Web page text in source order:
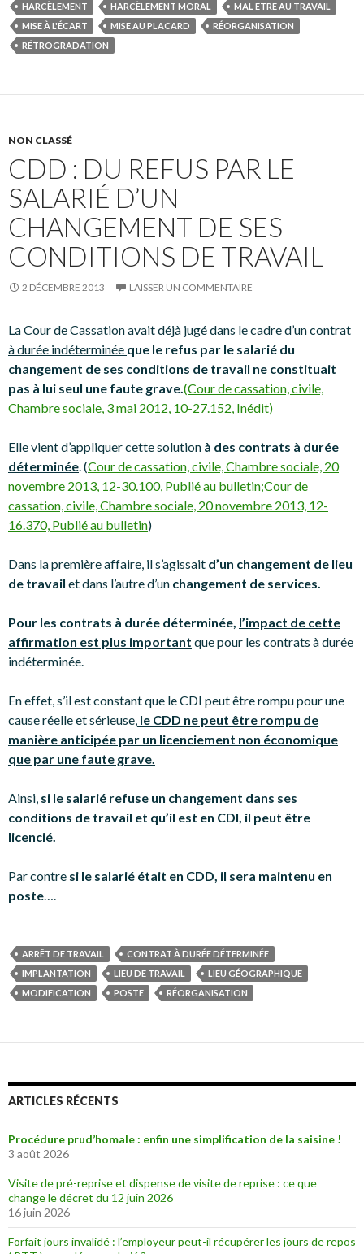
HARCÈLEMENT HARCÈLEMENT MORAL
MAL ÊTRE AU TRAVAIL
MISE À L'ÉCART
MISE AU PLACARD
RÉORGANISATION
RÉTROGRADATION
NON CLASSÉ
CDD : DU REFUS PAR LE
SALARIÉ D’UN
CHANGEMENT DE SES
CONDITIONS DE TRAVAIL
2 DÉCEMBRE 2013 LAISSER UN COMMENTAIRE
La Cour de Cassation avait déjà jugédans le cadre d’un contrat
à durée indéterminée que le refus par le salarié du
changement de ses conditions de travail ne constituait
pas à lui seul une faute grave.(Cour de cassation, civile,
Chambre sociale, 3 mai 2012, 10-27.152, Inédit)
Elle vient d’appliquer cette solution à des contrats à durée
déterminée. (Cour de cassation, civile, Chambre sociale, 20
novembre 2013, 12-30.100, Publié au bulletin;Cour de
cassation, civile, Chambre sociale, 20 novembre 2013, 12-
16.370, Publié au bulletin)
Dans la première affaire, il s’agissait d’un changement de lieu
de travail et dans l’autre d’un changement de services.
Pour les contrats à durée déterminée, l’impact de cette
affirmation est plus important que pour les contrats à durée
indéterminée.
En effet, s’il est constant que le CDI peut être rompu pour une
cause réelle et sérieuse, le CDD ne peut être rompu de
manière anticipée par un licenciement non économique
que par une faute grave.
Ainsi, si le salarié refuse un changement dans ses
conditions de travail et qu’il est en CDI, il peut être
licencié.
Par contre si le salarié était en CDD, il sera maintenu en
poste….
ARRÊT DE TRAVAIL
CONTRAT À DURÉE DÉTERMINÉE
IMPLANTATION
LIEU DE TRAVAIL
LIEU GÉOGRAPHIQUE
MODIFICATION
POSTE RÉORGANISATION
ARTICLES RÉCENTS
Procédure prud’homale : enfin une simplification de la saisine !
3 août 2026
Visite de pré-reprise et dispense de visite de reprise : ce que
change le décret du 12 juin 2026
16 juin 2026
Forfait jours invalidé : l’employeur peut-il récupérer les jours de repos